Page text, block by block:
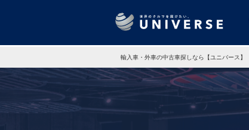
輸入車・外車の中古車探しなら【ユニバース】